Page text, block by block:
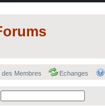
des Membres Echanges